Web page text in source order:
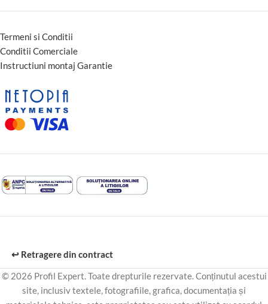
Termeni si Conditii
Conditii Comerciale
Instructiuni montaj Garantie
↩️ Retragere din contract
© 2026 Profil Expert. Toate drepturile rezervate. Conținutul acestui
site, inclusiv textele, fotografiile, grafica, documentația și